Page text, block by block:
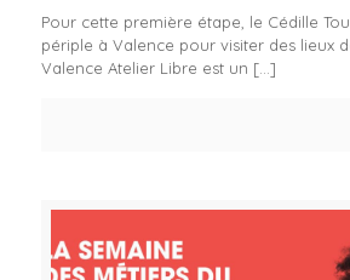
Pour cette première étape, le Cédille
périple à Valence pour visiter des lieux
Valence Atelier Libre est un […]